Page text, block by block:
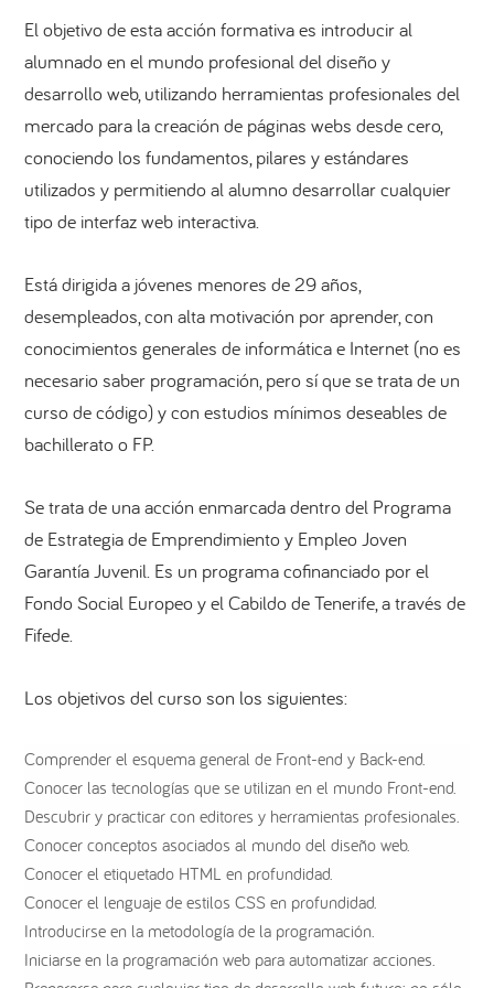
El objetivo de esta acción formativa es introducir al
alumnado en el mundo profesional del diseño y
desarrollo web, utilizando herramientas profesionales del
mercado para la creación de páginas webs desde cero,
conociendo los fundamentos, pilares y estándares
utilizados y permitiendo al alumno desarrollar cualquier
tipo de interfaz web interactiva.
Está dirigida a jóvenes menores de 29 años,
desempleados, con alta motivación por aprender, con
conocimientos generales de informática e Internet (no es
necesario saber programación, pero sí que se trata de un
curso de código) y con estudios mínimos deseables de
bachillerato o FP.
Se trata de una acción enmarcada dentro del Programa
de Estrategia de Emprendimiento y Empleo Joven
Garantía Juvenil. Es un programa cofinanciado por el
Fondo Social Europeo y el Cabildo de Tenerife, a través de
Fifede.
Los objetivos del curso son los siguientes:
Comprender el esquema general de Front-end y Back-end.
Conocer las tecnologías que se utilizan en el mundo Front-end.
Descubrir y practicar con editores y herramientas profesionales.
Conocer conceptos asociados al mundo del diseño web.
Conocer el etiquetado HTML en profundidad.
Conocer el lenguaje de estilos CSS en profundidad.
Introducirse en la metodología de la programación.
Iniciarse en la programación web para automatizar acciones.